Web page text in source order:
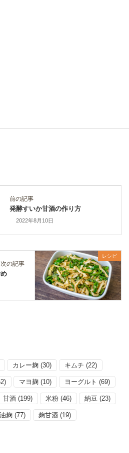
前の記事
発酵すいか甘酒の作り方
2022年8月10日
レシピ
次の記事
カレー麹 (30) キムチ (22)
マヨ麹 (10) ヨーグルト (69)
甘酒 (199) 米粉 (46) 納豆 (23)
麹 (77) 麹甘酒 (19)